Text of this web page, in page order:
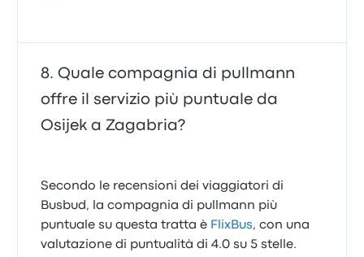
Quale compagnia di pullmann
offre il servizio più puntuale da
Osijek a Zagabria?
Secondo le recensioni dei viaggiatori di
Busbud, la compagnia di pullmann più
puntuale su questa tratta è FlixBus, con una
valutazione di puntualità di 4.0 su 5 stelle.